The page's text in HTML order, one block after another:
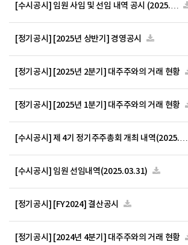
[수시공시] 임원 사임 및 선임 내역 공시 (2025.…
[정기공시] [2025년 상반기] 경영공시
[정기공시] [2025년 2분기] 대주주와의 거래 현황
[정기공시] [2025년 1분기] 대주주와의 거래 현황
[수시공시] 제 4기 정기주주총회 개최 내역(2025.…
[수시공시] 임원 선임내역(2025.03.31)
[정기공시] [FY2024] 결산공시
[정기공시] [2024년 4분기] 대주주와의 거래 현황